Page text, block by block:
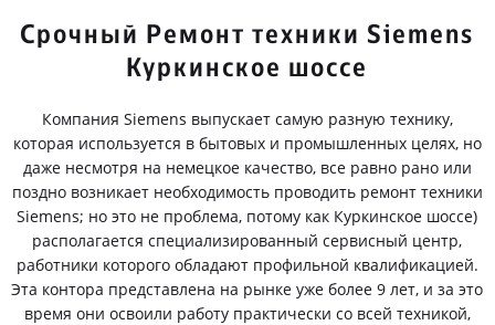
Срочный Ремонт техники Siemens
Куркинское шоссе
Компания Siemens выпускает самую разную технику,
которая используется в бытовых и промышленных целях, но
даже несмотря на немецкое качество, все равно рано или
поздно возникает необходимость проводить ремонт техники
Siemens; но это не проблема, потому как Куркинское шоссе)
располагается специализированный сервисный центр,
работники которого обладают профильной квалификацией.
Эта контора представлена на рынке уже более 9 лет, и за это
время они освоили работу практически со всей техникой,